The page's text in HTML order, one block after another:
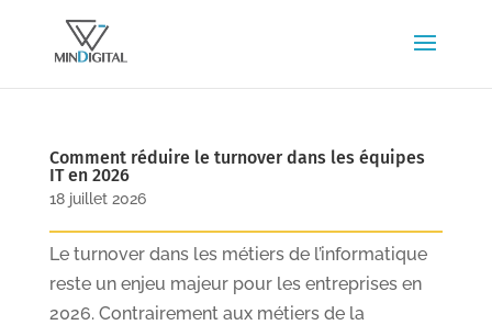
Comment réduire le turnover dans les équipes
IT en 2026
18 juillet 2026
Le turnover dans les métiers de l’informatique
reste un enjeu majeur pour les entreprises en
2026. Contrairement aux métiers de la